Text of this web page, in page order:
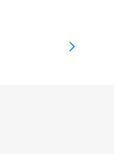
e
como
É